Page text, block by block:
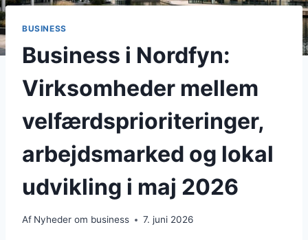
BUSINESS
Business i Nordfyn:
Virksomheder mellem
velfærdsprioriteringer,
arbejdsmarked og lokal
udvikling i maj 2026
Af Nyheder om business 7. juni 2026